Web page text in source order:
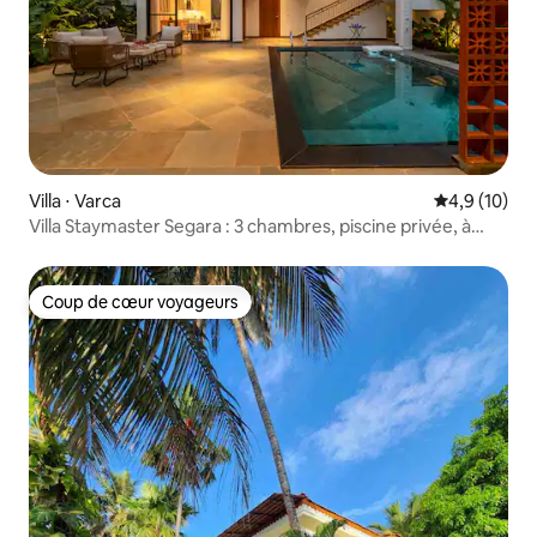
Villa ⋅ Varca Évaluation
4,9 (10)
Villa Staymaster Segara : 3 chambres, piscine privée, à
Coup de cœur voyageurs
Coup de cœur voyageurs